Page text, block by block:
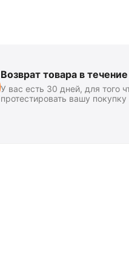
Возврат товара в
У вас есть 30 дней, для того
протестировать вашу покупку